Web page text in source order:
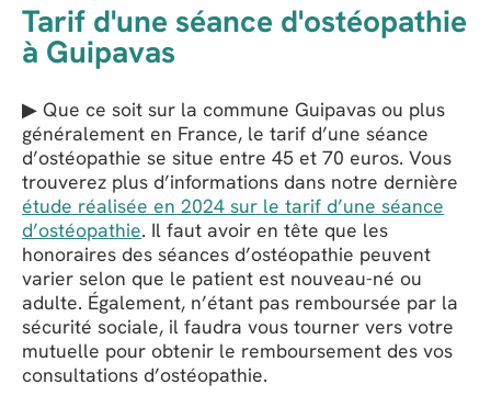
Tarif d'une séance d'ostéopathie
à Guipavas
▶ Que ce soit sur la commune Guipavas ou plus
généralement en France, le tarif d’une séance
d’ostéopathie se situe entre 45 et 70 euros. Vous
trouverez plus d’informations dans notre dernière
étude réalisée en 2024 sur le tarif d’une séance
d’ostéopathie. Il faut avoir en tête que les
honoraires des séances d’ostéopathie peuvent
varier selon que le patient est nouveau-né ou
adulte. Également, n’étant pas remboursée par la
sécurité sociale, il faudra vous tourner vers votre
mutuelle pour obtenir le remboursement des vos
consultations d’ostéopathie.